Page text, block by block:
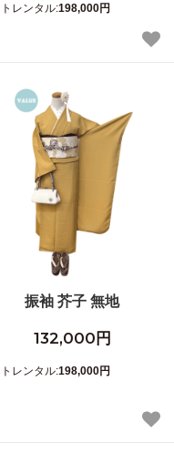
レンタル:198,000円
振袖 芥子 無地
132,000円
レンタル:198,000円